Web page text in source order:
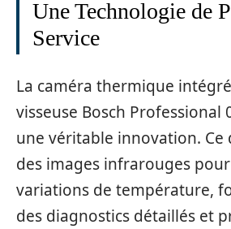
Une Technologie de
Service
La caméra thermique
visseuse Bosch Professional
une véritable innovation.
des images infrarouges
variations de température,
des diagnostics détaillés et